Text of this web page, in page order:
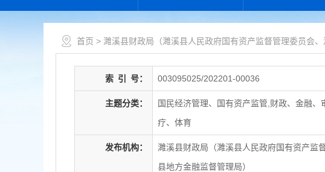
首页 > 濉溪县财政局（濉溪县人民政府国有资产监督管理委员会、
索 引 号： 003095025/202201-00036
主题分类：
国民经济管理、国有资产监管,财政、金融、
疗、体育
发布机构：
濉溪县财政局（濉溪县人民政府国有资产监
县地方金融监督管理局）